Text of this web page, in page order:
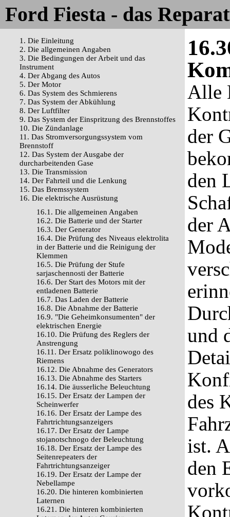
Ford Fiesta - das
1. Die Einleitung
2. Die allgemeinen Angaben
3. Die Bedingungen der Arbeit und das
Instrument
4. Der Abgang des Autos
5. Der Motor
6. Das System des Schmierens
7. Das System der Abkühlung
8. Der Luftfilter
9. Das System der Einspritzung des Brennstoffes
10. Die Zündanlage
11. Das Stromversorgungssystem vom
Brennstoff
12. Das System der Ausgabe der
durcharbeitenden Gase
13. Die Transmission
14. Der Fahrteil und die Lenkung
15. Das Bremssystem
16. Die elektrische Ausrüstung
16.1. Die allgemeinen Angaben
16.2. Die Batterie und der Starter
16.3. Der Generator
16.4. Die Prüfung des Niveaus elektrolita
in der Batterie und die Reinigung der
Klemmen
16.5. Die Prüfung der Stufe
sarjaschennosti der Batterie
16.6. Der Start des Motors mit der
entladenen Batterie
16.7. Das Laden der Batterie
16.8. Die Abnahme der Batterie
16.9. "Die Geheimkonsumenten" der
elektrischen Energie
16.10. Die Prüfung des Reglers der
Anstrengung
16.11. Der Ersatz poliklinowogo des
Riemens
16.12. Die Abnahme des Generators
16.13. Die Abnahme des Starters
16.14. Die äusserliche Beleuchtung
16.15. Der Ersatz der Lampen der
Scheinwerfer
16.16. Der Ersatz der Lampe des
Fahrtrichtungsanzeigers
16.17. Der Ersatz der Lampe
stojanotschnogo der Beleuchtung
16.18. Der Ersatz der Lampe des
Seitenrepeaters der
Fahrtrichtungsanzeiger
16.19. Der Ersatz der Lampe der
Nebellampe
16.20. Die hinteren kombinierten
Laternen
16.21. Die hinteren kombinierten
Alle
der
den
der
und
des
ist.
den